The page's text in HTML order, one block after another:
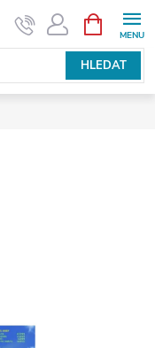
HLEDAT
NÁKUPNÍ
KOŠÍK